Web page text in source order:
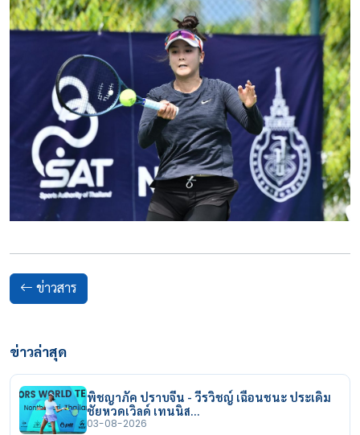
ข่าวสาร
ข่าวล่าสุด
พิชญาภัค ปราบจีน - วีรวิชญ์ เฉือนชนะ ประเดิม
ชัยหวดเวิลด์ เทนนิส…
03-08-2026